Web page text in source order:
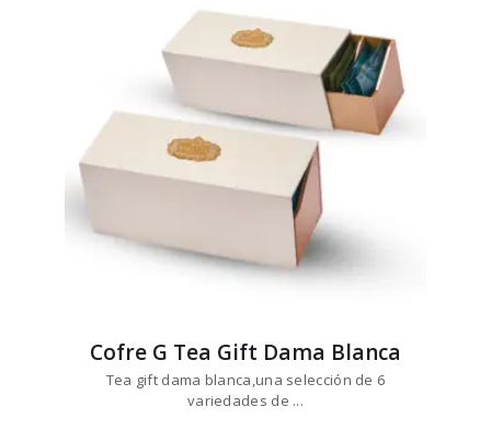
Cofre G Tea Gift Dama Blanca
Tea gift dama blanca,una selección de 6
variedades de ...